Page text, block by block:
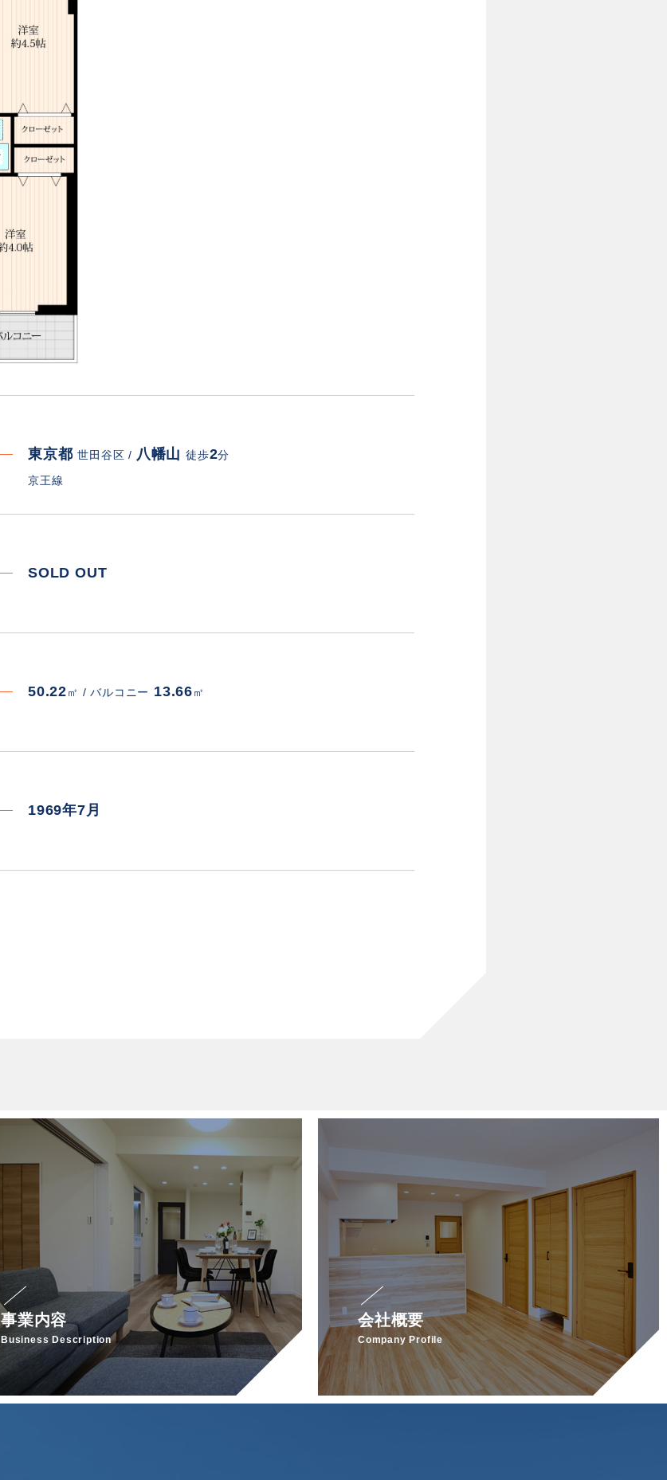
東京都世田谷区 / 八幡山徒歩2分
京王線
SOLD OUT
50.22㎡ /バルコニー 13.66㎡
1969年7月
事業内容
Business Description
会社概要
Company Profile